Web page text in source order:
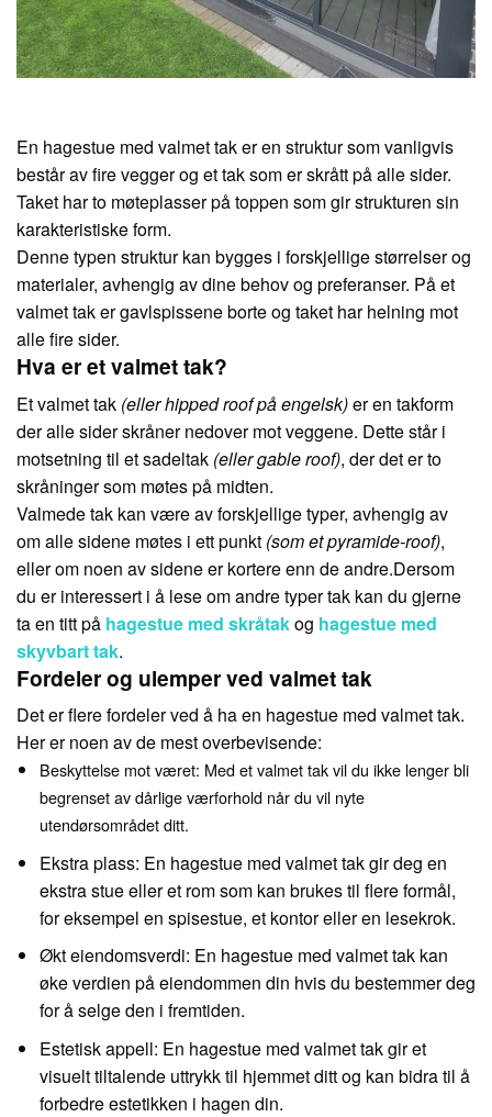
En hagestue med valmet tak er en struktur som vanligvis
består av fire vegger og et tak som er skrått på alle sider.
Taket har to møteplasser på toppen som gir strukturen sin
karakteristiske form.
Denne typen struktur kan bygges i forskjellige størrelser og
materialer, avhengig av dine behov og preferanser. På et
valmet tak er gavlspissene borte og taket har helning mot
alle fire sider.
Hva er et valmet tak?
Et valmet tak (eller hipped roof på engelsk)er en takform
der alle sider skråner nedover mot veggene. Dette står i
motsetning til et sadeltak (eller gable roof), der det er to
skråninger som møtes på midten.
Valmede tak kan være av forskjellige typer, avhengig av
om alle sidene møtes i ett punkt (som et pyramide-roof),
eller om noen av sidene er kortere enn de andre.Dersom
du er interessert i å lese om andre typer tak kan du gjerne
ta en titt på hagestue med skråtakog hagestue med
skyvbart tak.
Fordeler og ulemper ved valmet tak
Det er flere fordeler ved å ha en hagestue med valmet tak.
Her er noen av de mest overbevisende:
Beskyttelse mot været: Med et valmet tak vil du ikke lenger bli
begrenset av dårlige værforhold når du vil nyte
utendørsområdet ditt.
Ekstra plass: En hagestue med valmet tak gir deg en
ekstra stue eller et rom som kan brukes til flere formål,
for eksempel en spisestue, et kontor eller en lesekrok.
Økt eiendomsverdi: En hagestue med valmet tak kan
øke verdien på eiendommen din hvis du bestemmer deg
for å selge den i fremtiden.
Estetisk appell: En hagestue med valmet tak gir et
visuelt tiltalende uttrykk til hjemmet ditt og kan bidra til å
forbedre estetikken i hagen din.